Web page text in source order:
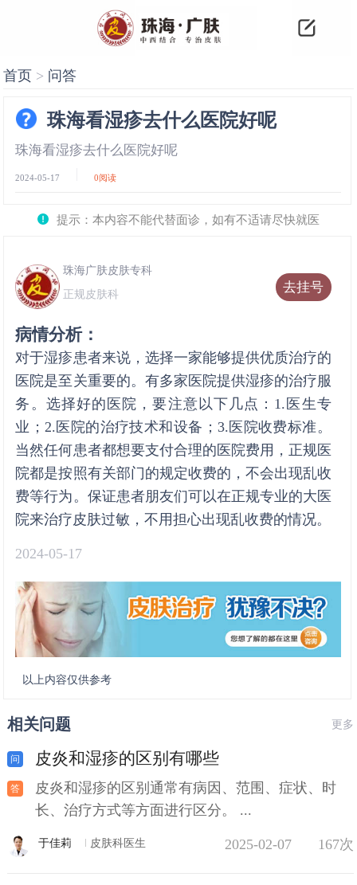
首页 > 问答
珠海看湿疹去什么医院好呢
珠海看湿疹去什么医院好呢
2024-05-17 0阅读
提示：本内容不能代替面诊，如有不适请尽快就医
去挂号
珠海广肤皮肤专科
正规皮肤科
病情分析：
对于湿疹患者来说，选择一家能够提供优质治疗的
医院是至关重要的。有多家医院提供湿疹的治疗服
务。选择好的医院，要注意以下几点：1.医生专
业；2.医院的治疗技术和设备；3.医院收费标准。
当然任何患者都想要支付合理的医院费用，正规医
院都是按照有关部门的规定收费的，不会出现乱收
费等行为。保证患者朋友们可以在正规专业的大医
院来治疗皮肤过敏，不用担心出现乱收费的情况。
2024-05-17
以上内容仅供参考
相关问题 更多
皮炎和湿疹的区别有哪些
皮炎和湿疹的区别通常有病因、范围、症状、时
长、治疗方式等方面进行区分。 ...
于佳莉 皮肤科医生 2025-02-07 167次